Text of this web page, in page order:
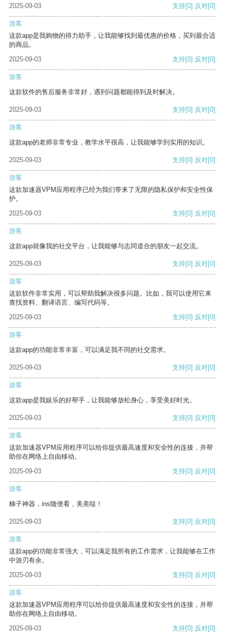
2025-09-03 支持[0] 反对[0]
游客
这款app是我购物的得力助手，让我能够找到最优惠的价格，买到最合适
的商品。
2025-09-03
支持[0] 反对[0]
游客
这款软件的售后服务非常好，遇到问题都能得到及时解决。
2025-09-03 支持[0] 反对[0]
游客
这款app的老师非常专业，教学水平很高，让我能够学到实用的知识。
2025-09-03 支持[0] 反对[0]
游客
这款加速器VPM应用程序已经为我们带来了无限的隐私保护和安全性保
护。
2025-09-03
支持[0] 反对[0]
游客
这款app就像我的社交平台，让我能够与志同道合的朋友一起交流。
2025-09-03 支持[0] 反对[0]
游客
这款软件非常实用，可以帮助我解决很多问题。比如，我可以使用它来
查找资料、翻译语言、编写代码等。
2025-09-03
支持[0] 反对[0]
游客
这款app的功能非常丰富，可以满足我不同的社交需求。
2025-09-03 支持[0] 反对[0]
游客
这款app是我娱乐的好帮手，让我能够放松身心，享受美好时光。
2025-09-03 支持[0] 反对[0]
游客
这款加速器VPM应用程序可以给你提供最高速度和安全性的连接，并帮
助你在网络上自由移动。
2025-09-03
支持[0] 反对[0]
游客
梯子神器，ins随便看，美美哒！
2025-09-03 支持[0] 反对[0]
游客
这款app的功能非常强大，可以满足我所有的工作需求，让我能够在工作
中游刃有余。
2025-09-03
支持[0] 反对[0]
游客
这款加速器VPM应用程序可以给你提供最高速度和安全性的连接，并帮
助你在网络上自由移动。
2025-09-03
支持[0] 反对[0]